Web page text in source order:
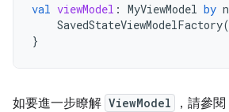
val viewModel : MyViewModel by
SavedStateViewModelFactory(
}
如要進一步瞭解 ViewModel ，請參閱